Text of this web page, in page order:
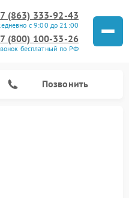
(863) 333-92-43
с 9:00 до 21:00
(800) 100-33-26
бесплатный по РФ
Позвонить